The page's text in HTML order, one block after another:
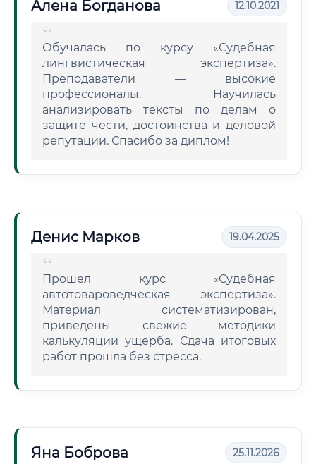
Алена Богданова 12.10.2021
Обучалась по курсу «Судебная
лингвистическая экспертиза».
Преподаватели — высокие
профессионалы. Научилась
анализировать тексты по делам о
защите чести, достоинства и деловой
репутации. Спасибо за диплом!
Денис Марков 19.04.2025
Прошел курс «Судебная
автотовароведческая экспертиза».
Материал систематизирован,
приведены свежие методики
калькуляции ущерба. Сдача итоговых
работ прошла без стресса.
Яна Боброва 25.11.2026